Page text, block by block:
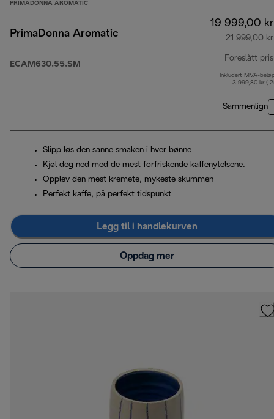
PRIMADONNA AROMATIC
PrimaDonna Aromatic
ECAM630.55.SM
19 999,00 kr
21 999,00 kr
Foreslått pris
Inkludert MVA-
3 999,80 kr (
Sammenlign
Slipp løs den sanne smaken i hver bønne
Kjøl deg ned med de mest forfriskende kaffenytelsene.
Opplev den mest kremete, mykeste skummen
Perfekt kaffe, på perfekt tidspunkt
Legg til i handlekurven
Oppdag mer